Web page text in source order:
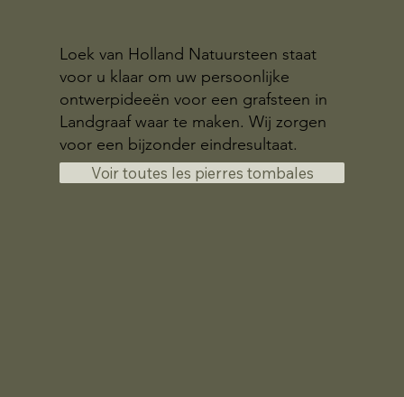
Loek van Holland Natuursteen staat
voor u klaar om uw persoonlijke
ontwerpideeën voor een grafsteen in
Landgraaf waar te maken. Wij zorgen
voor een bijzonder eindresultaat.
Voir toutes les pierres tombales